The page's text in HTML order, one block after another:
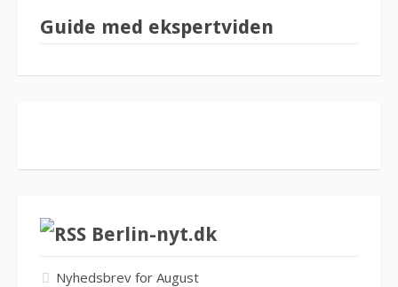
Guide med ekspertviden
Berlin-nyt.dk
Nyhedsbrev for August